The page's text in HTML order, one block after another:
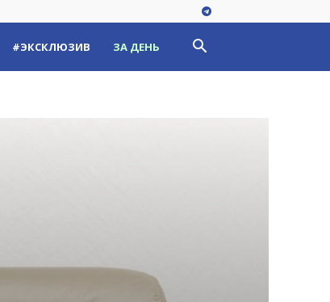
#ЭКСКЛЮЗИВ ЗА ДЕНЬ